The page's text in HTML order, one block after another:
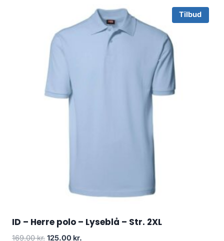
Tilbud
ID – Herre polo – Lyseblå – Str. 2XL
169.00kr. Original
125.00 kr.